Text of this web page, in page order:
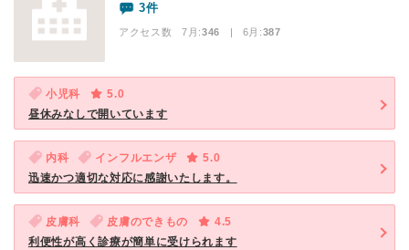
3件
アクセス数 7月:346 | 6月:387
小児科
5.0
昼休みなしで開いています
内科 インフルエンザ
5.0
迅速かつ適切な対応に感謝いたします。
皮膚科 皮膚のできもの
4.5
利便性が高く診療が簡単に受けられます